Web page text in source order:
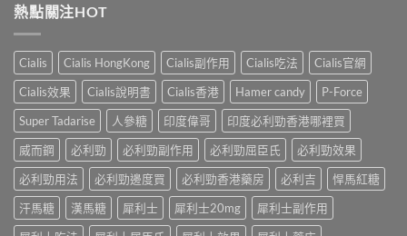
男
讀
的
正
確
用
法〉
評
副
作
用
與
增
效
指
南，
香
男
利
期
比
較：
邊
款
先
合
「長
期
理」？〉
陽
痿：
勃
好、
自
慰
硬、
唯
同
老
婆
硬
熱點關注HOT
Cialis Cialis HongKong Cialis副作用 Cialis吃法
Cialis官網
Cialis效果
Cialis說明書 Cialis香港 Hamer candy
P-Force
Super Tadarise
人參糖 印度偉哥
印度必利勁香港哪裡買
威而鋼
必利勁 必利勁副作用 必利勁屈臣氏
必利勁效果
必利勁用法
必利勁邊度買 必利勁香港藥房 必利吉
悍馬紅糖
汗馬糖
漢馬糖 犀利士 犀利士20mg
犀利士副作用